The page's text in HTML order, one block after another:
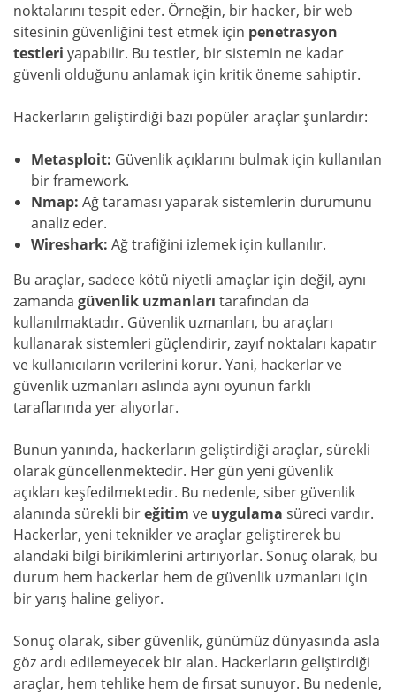
noktalarını tespit eder. Örneğin, bir hacker, bir web
sitesinin güvenliğini test etmek için penetrasyon
testleri yapabilir. Bu testler, bir sistemin ne kadar
güvenli olduğunu anlamak için kritik öneme sahiptir.
Hackerların geliştirdiği bazı popüler araçlar şunlardır:
Metasploit: Güvenlik açıklarını bulmak için kullanılan
bir framework.
Nmap: Ağ taraması yaparak sistemlerin durumunu
analiz eder.
Wireshark: Ağ trafiğini izlemek için kullanılır.
Bu araçlar, sadece kötü niyetli amaçlar için değil, aynı
zamanda güvenlik uzmanları tarafından da
kullanılmaktadır. Güvenlik uzmanları, bu araçları
kullanarak sistemleri güçlendirir, zayıf noktaları kapatır
ve kullanıcıların verilerini korur. Yani, hackerlar ve
güvenlik uzmanları aslında aynı oyunun farklı
taraflarında yer alıyorlar.
Bunun yanında, hackerların geliştirdiği araçlar, sürekli
olarak güncellenmektedir. Her gün yeni güvenlik
açıkları keşfedilmektedir. Bu nedenle, siber güvenlik
alanında sürekli bireğitim ve uygulama süreci vardır.
Hackerlar, yeni teknikler ve araçlar geliştirerek bu
alandaki bilgi birikimlerini artırıyorlar. Sonuç olarak, bu
durum hem hackerlar hem de güvenlik uzmanları için
bir yarış haline geliyor.
Sonuç olarak, siber güvenlik, günümüz dünyasında asla
göz ardı edilemeyecek bir alan. Hackerların geliştirdiği
araçlar, hem tehlike hem de fırsat sunuyor. Bu nedenle,